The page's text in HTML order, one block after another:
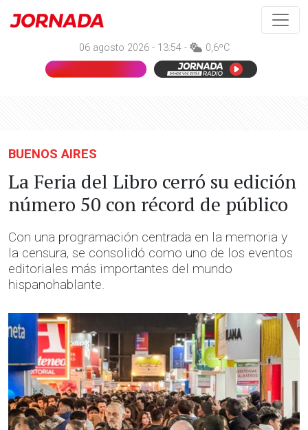
06 agosto 2026 - 13:54 - 0,6ºC
BUENOS AIRES
La Feria del Libro cerró su edición
número 50 con récord de público
Con una programación centrada en la memoria y
la censura, se consolidó como uno de los eventos
editoriales más importantes del mundo
hispanohablante.